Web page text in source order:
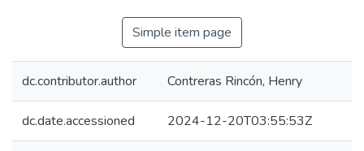
Simple item page
dc.contributor.author Contreras Rincón, Henry
dc.date.accessioned 2024-12-20T03:55:53Z